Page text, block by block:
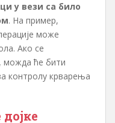
у вези са било
. На пример,
може
Ако се
можда ће бити
контролу крварења